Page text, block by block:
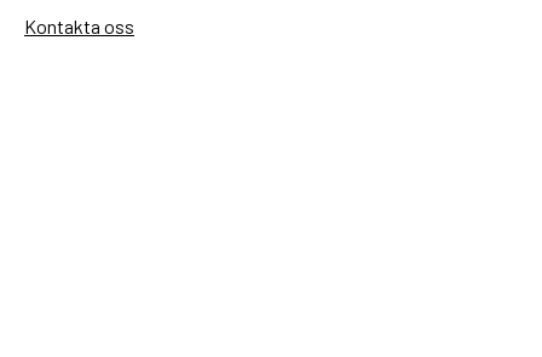
Kontakta oss